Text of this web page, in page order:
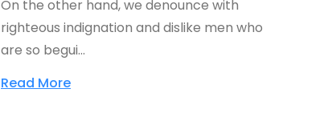
On the other hand, we denounce with
righteous indignation and dislike men who
are so begui...
Read More